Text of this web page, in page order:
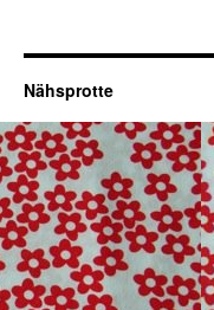
Nähsprotte